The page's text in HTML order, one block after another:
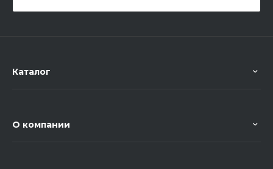
Каталог
О компании